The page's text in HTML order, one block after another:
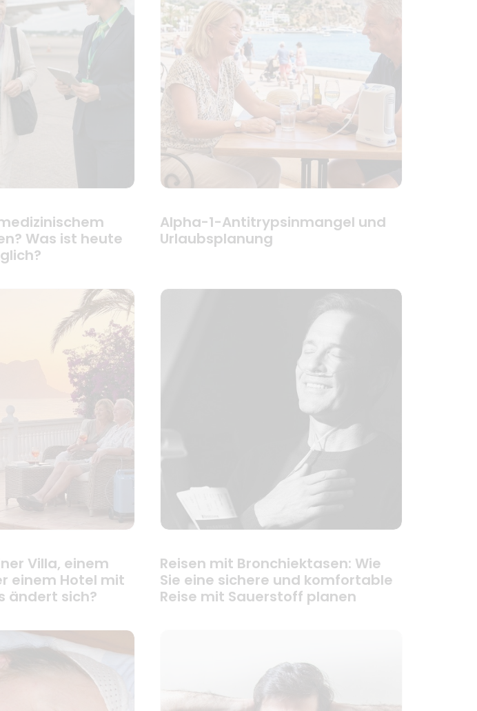
Was ist heute
Alpha-1-Antitrypsinmangel und
Urlaubsplanung
Villa, einem
einem Hotel mit
ändert sich?
Reisen mit Bronchiektasen: Wie
Sie eine sichere und komfortable
Reise mit Sauerstoff planen